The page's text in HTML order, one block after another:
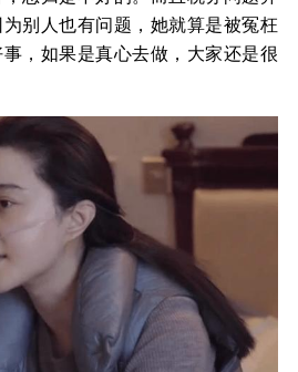
别人也有问题，她就算是被冤枉
，如果是真心去做，大家还是很